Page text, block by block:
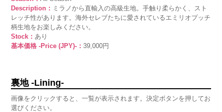
Description： ミラノから直輸入の高級生地。手触り柔らかく、スト
レッチ性があります。海外セレブたちに愛されているエミリオプッチ
柄生地をお楽しみください。
Stock：あり
基本価格 -Price (JPY)-：39,000円
裏地 -Lining-
画像をクリックすると、一覧が表示されます。決定ボタンを押してお
選びください。